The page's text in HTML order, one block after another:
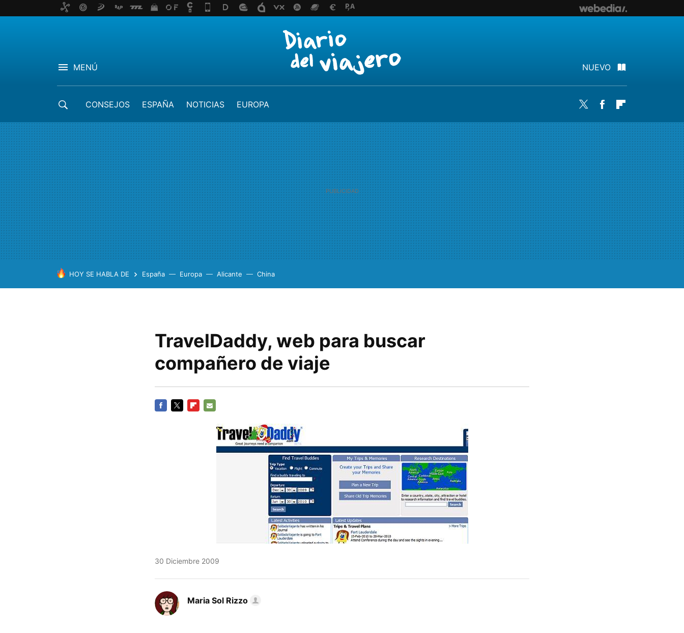
MENÚ NUEVO
CONSEJOS ESPAÑA NOTICIAS EUROPA Twitter Facebook
HOY SE HABLA DE España Europa Alicante China
TravelDaddy, web para buscar
compañero de viaje
MAIL
30 Diciembre 2009
Maria Sol Rizzo